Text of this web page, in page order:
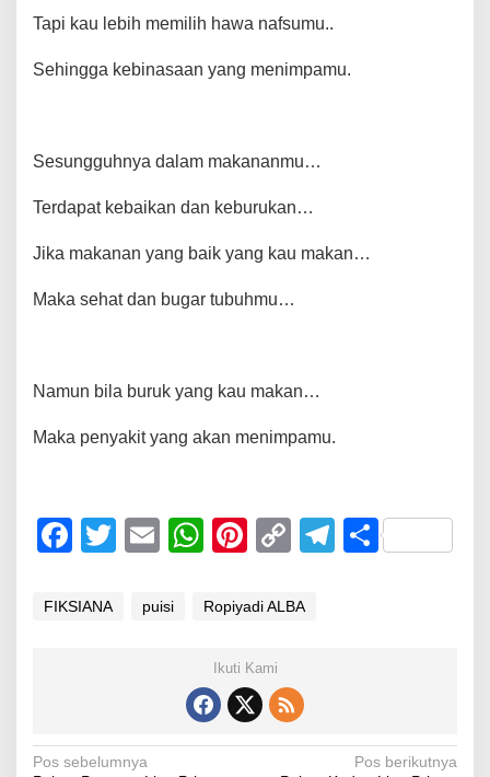
Tapi kau lebih memilih hawa nafsumu..
Sehingga kebinasaan yang menimpamu.
Sesungguhnya dalam makananmu…
Terdapat kebaikan dan keburukan…
Jika makanan yang baik yang kau makan…
Maka sehat dan bugar tubuhmu…
Namun bila buruk yang kau makan…
Maka penyakit yang akan menimpamu.
F
c
o
T
E
ail
W
at
A
p
p
Pi
er
st
C
p
n
k
T
S
FIKSIANA puisi Ropiyadi ALBA
Ikuti Kami
Navigasi
Pos sebelumnya
Pos berikutnya